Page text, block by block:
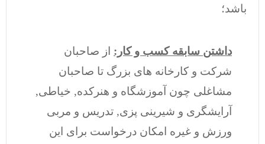
باشد؛
داشتن سابقه کسب و کار: از صاحبان
شرکت و کارخانه های بزرگ تا صاحبان
مشاغلی چون آموزشگاه و هنرکده, خیاطی,
آرایشگری و شیرینی پزی, تدریس و مربی
ورزش و غیره امکان درخواست برای این